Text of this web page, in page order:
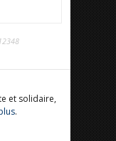
et solidaire,
.